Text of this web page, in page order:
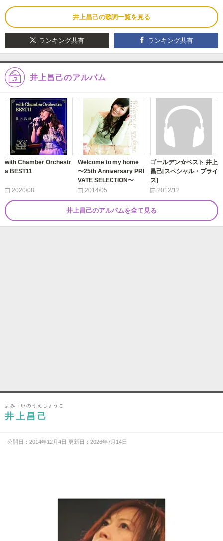
井上昌己の歌詞一覧を見る
ランキング共有 ランキング共有
井上昌己のアルバム
with Chamber Orchestr
a BEST11
2020/08
Welcome to my home
〜25th Anniversary PRI
VATE SELECTION〜
2014/05
ゴールデン☆ベスト 井上
昌己[スペシャル・プライ
ス]
2012/12
井上昌己のアルバムを全て見る
よみ：いのうえしょうこ
井上昌己
公開日：2014年12月4日 更新日：2026年7月14日